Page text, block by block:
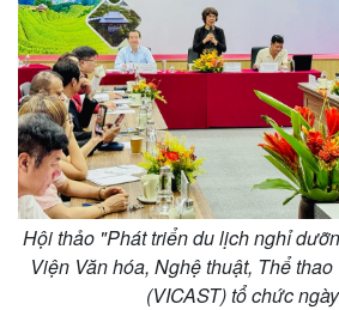
Hội thảo "Phát triển du lịch nghỉ
Viện Văn hóa, Nghệ thuật, Thể
(VICAST) tổ chức